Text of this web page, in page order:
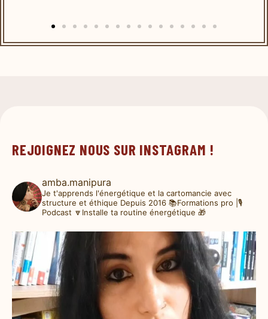
REJOIGNEZ NOUS SUR INSTAGRAM !
amba.manipura
Je t'apprends l'énergétique et la cartomancie avec
structure et éthique Depuis 2016 📚Formations pro |🎙️
Podcast 🔽Installe ta routine énergétique 🎁